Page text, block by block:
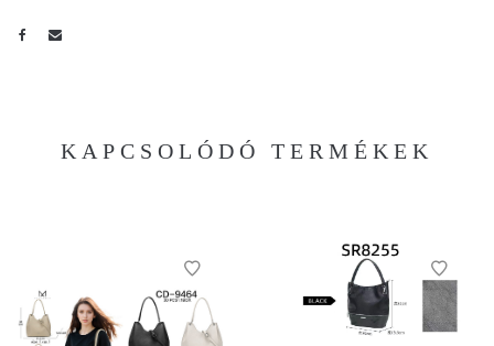
KAPCSOLÓDÓ TERMÉKEK